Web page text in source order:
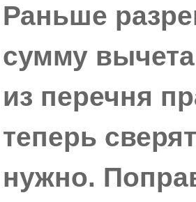
Раньше
сумму
из перечня
теперь
нужно.